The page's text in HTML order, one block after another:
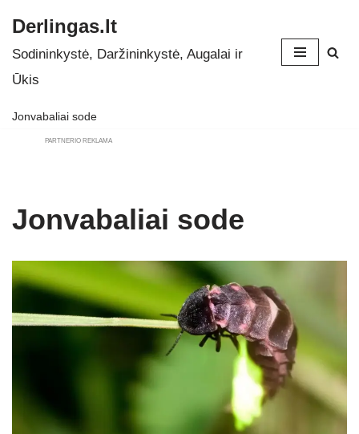
Skip
to
Derlingas.lt
Sodininkystė, Daržininkystė, Augalai ir
Ūkis
Jonvabaliai sode
PARTNERIO REKLAMA
Jonvabaliai sode